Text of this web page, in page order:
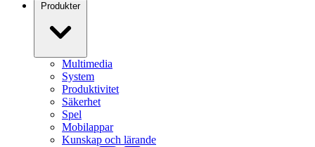
Produkter
Multimedia
System
Produktivitet
Säkerhet
Spel
Mobilappar
Kunskap och lärande